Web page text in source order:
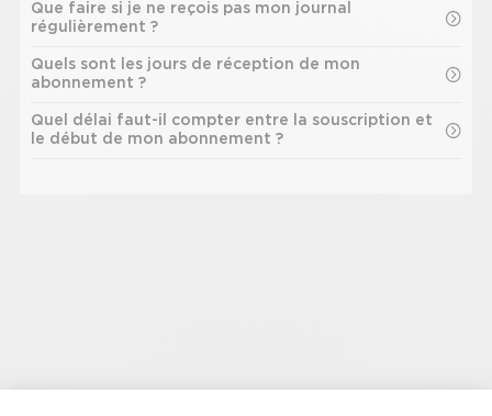
Que faire si je ne reçois pas mon journal
régulièrement ?
Quels sont les jours de réception de mon
abonnement ?
Quel délai faut-il compter entre la souscription et
le début de mon abonnement ?